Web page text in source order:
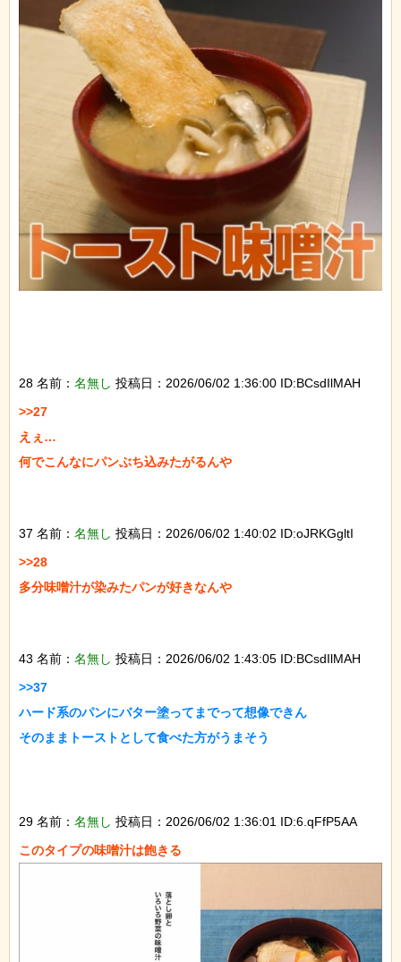
28 名前： 名無し 投稿日：2026/06/02 1:36:00 ID:BCsdIlMAH
>>27
えぇ…
何でこんなにパンぶち込みたがるんや
37 名前： 名無し 投稿日：2026/06/02 1:40:02 ID:oJRKGgltI
>>28
多分味噌汁が染みたパンが好きなんや
43 名前： 名無し 投稿日：2026/06/02 1:43:05 ID:BCsdIlMAH
>>37
ハード系のパンにバター塗ってまでって想像できん
そのままトーストとして食べた方がうまそう
29 名前： 名無し 投稿日：2026/06/02 1:36:01 ID:6.qFfP5AA